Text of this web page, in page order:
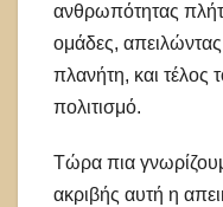
ανθρωπότητας
ομάδες,
πλανήτη, και τέλος
πολιτισμό.
Τώρα πια
ακριβής αυτή η